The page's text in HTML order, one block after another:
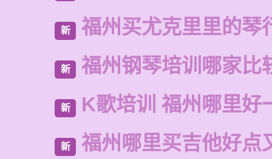
新 福州买尤克里里的琴
新 福州钢琴培训哪家比
新 K歌培训 福州哪里好
新 福州哪里买吉他好点